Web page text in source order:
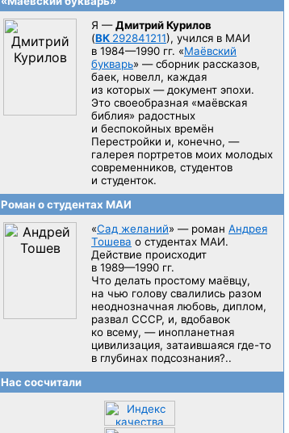
Я —Дмитрий Курилов
(ВК 292841211), учился в МАИ
в 1984—1990 гг. «Маёвский
букварь» — сборник рассказов,
баек, новелл, каждая
из которых — документ эпохи.
Это своеобразная «маёвская
библия» радостных
и беспокойных времён
Перестройки и, конечно, —
галерея портретов моих молодых
современников, студентов
и студенток.
Роман о студентах МАИ
«Сад желаний» — роман Андрея
Тошева о студентах МАИ.
Действие происходит
в 1989—1990 гг.
Что делать простому маёвцу,
на чью голову свалились разом
неоднозначная любовь, диплом,
развал CCCP, и, вдобавок
ко всему, — инопланетная
цивилизация, затаившаяся где-то
в глубинах подсознания?..
Нас сосчитали